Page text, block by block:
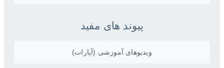
پیوند های مفید
ویدیو‌های آموزشی (آپارات)